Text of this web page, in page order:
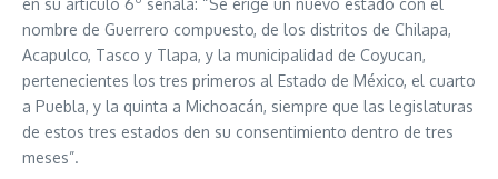
en su artículo 6º señala: “Se erige un nuevo estado con el
nombre de Guerrero compuesto, de los distritos de Chilapa,
Acapulco, Tasco y Tlapa, y la municipalidad de Coyucan,
pertenecientes los tres primeros al Estado de México, el cuarto
a Puebla, y la quinta a Michoacán, siempre que las legislaturas
de estos tres estados den su consentimiento dentro de tres
meses”.